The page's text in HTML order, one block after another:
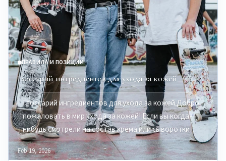
ПРАВИЛА И ПОЗИЦИИ
Глоссарий ингредиентов для ухода за кожей
Глоссарий ингредиентов для ухода за кожей Добро
пожаловать в мир ухода за кожей! Если вы когда-
нибудь смотрели на состав крема или сыворотки…
Feb 19, 2026